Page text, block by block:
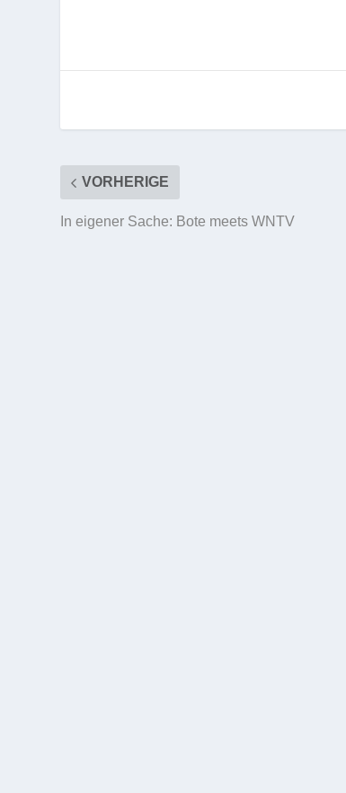
VORHERIGE
In eigener Sache: Bote meets WNTV